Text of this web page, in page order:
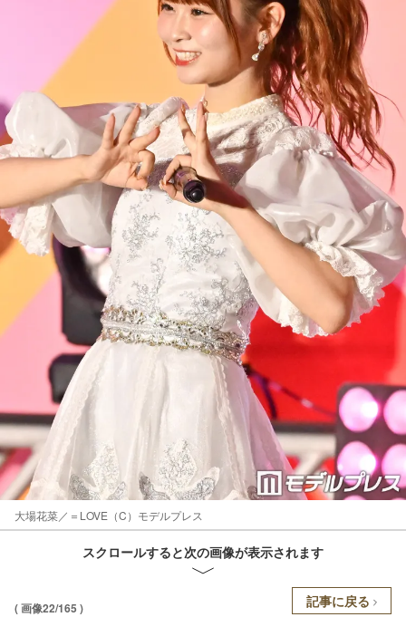
大場花菜／＝LOVE（C）モデルプレス
スクロールすると次の画像が表示されます
( 画像22/165 ) 記事に戻る